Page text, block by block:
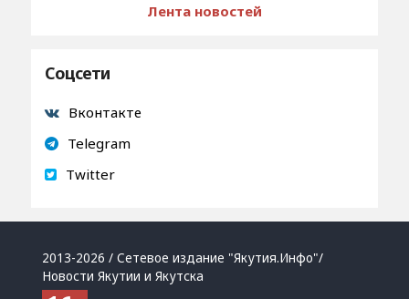
Лента новостей
Соцсети
Вконтакте
Telegram
Twitter
2013-2026 / Сетевое издание "Якутия.Инфо"/
Новости Якутии и Якутска